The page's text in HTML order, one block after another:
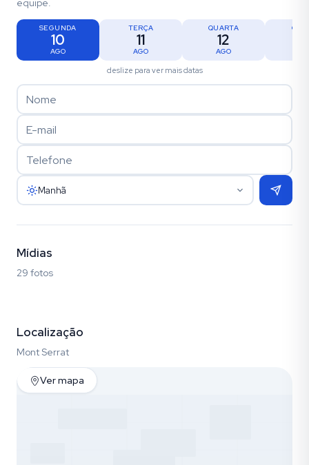
equipe.
SEGUNDA
10
AGO
TERÇA
11
AGO
QUARTA
12
AGO
deslize para ver mais datas
Manhã
Mídias
29 fotos
Localização
Mont Serrat
Ver mapa